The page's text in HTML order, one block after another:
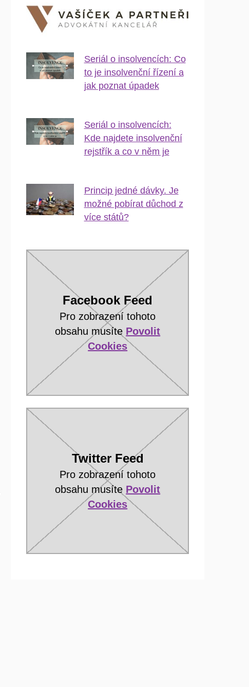
Seriál o insolvencích: Co
to je insolvenční řízení a
jak poznat úpadek
Seriál o insolvencích:
Kde najdete insolvenční
rejstřík a co v něm je
Princip jedné dávky. Je
možné pobírat důchod z
více států?
Facebook Feed
Pro zobrazení tohoto
obsahu musíte Povolit
Cookies
Twitter Feed
Pro zobrazení tohoto
obsahu musíte Povolit
Cookies